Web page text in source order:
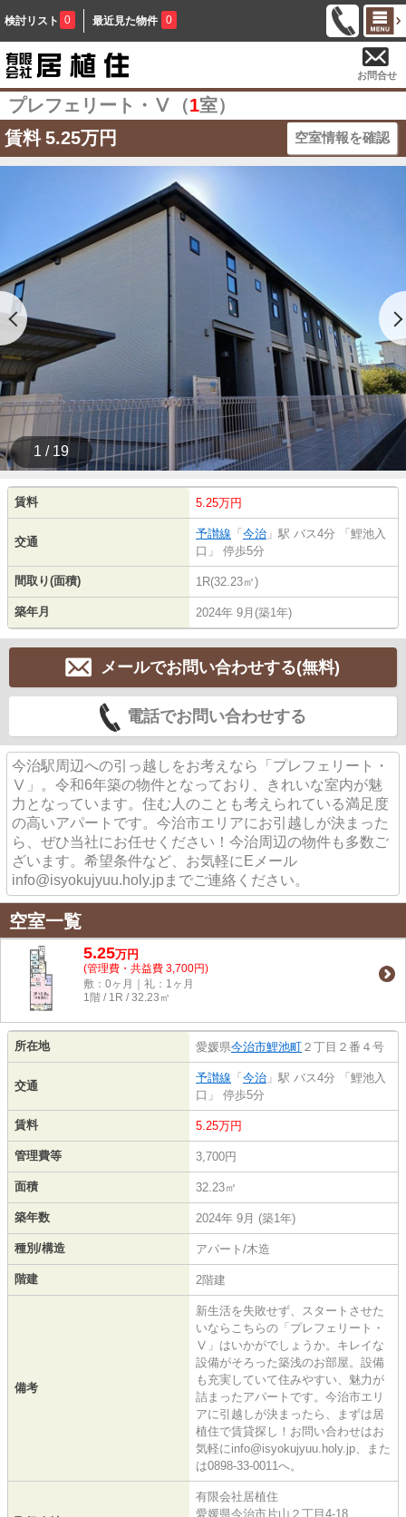
検討リスト 0 最近見た物件 0
お問合せ
プレフェリート・Ⅴ（1室）
賃料 5.25万円 空室情報を確認
1 / 19
賃料 5.25万円
交通
予讃線 「 今治 」駅 バス4分 「鯉池入
口」 停歩5分
間取り(面積) 1R(32.23㎡)
築年月 2024年 9月(築1年)
メールでお問い合わせする(無料)
電話でお問い合わせする
今治駅周辺への引っ越しをお考えなら「プレフェリート・
Ⅴ」。令和6年築の物件となっており、きれいな室内が魅
力となっています。住む人のことも考えられている満足度
の高いアパートです。今治市エリアにお引越しが決まった
ら、ぜひ当社にお任せください！今治周辺の物件も多数ご
ざいます。希望条件など、お気軽にEメール
info@isyokujyuu.holy.jpまでご連絡ください。
空室一覧
5.25万円
(管理費・共益費 3,700円)
敷：0ヶ月｜礼：1ヶ月
1階 / 1R / 32.23㎡
所在地 愛媛県今治市鯉池町 ２丁目２番４号
交通
予讃線 「 今治 」駅 バス4分 「鯉池入
口」 停歩5分
賃料 5.25万円
管理費等 3,700円
面積 32.23㎡
築年数 2024年 9月 (築1年)
種別/構造 アパート/木造
階建 2階建
備考
新生活を失敗せず、スタートさせた
いならこちらの「プレフェリート・
Ⅴ」はいかがでしょうか。キレイな
設備がそろった築浅のお部屋。設備
も充実していて住みやすい、魅力が
詰まったアパートです。今治市エリ
アに引越しが決まったら、まずは居
植住で賃貸探し！お問い合わせはお
気軽にinfo@isyokujyuu.holy.jp、また
は0898-33-0011へ。
有限会社居植住
愛媛県今治市片山２丁目4-18